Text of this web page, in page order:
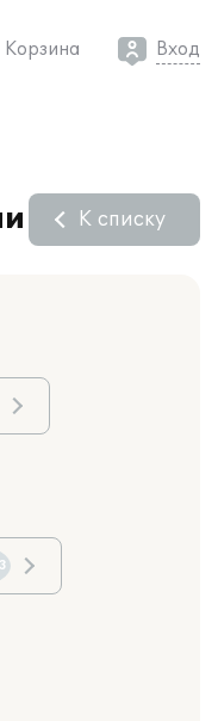
Корзина Вход
К списку